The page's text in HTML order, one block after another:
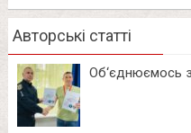
Авторські статті
Об‘єднюємось